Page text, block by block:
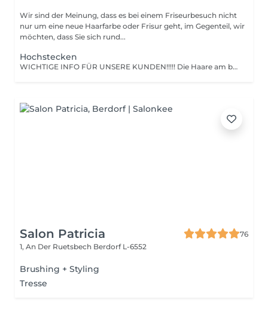
Wir sind der Meinung, dass es bei einem Friseurbesuch nicht
nur um eine neue Haarfarbe oder Frisur geht, im Gegenteil, wir
möchten, dass Sie sich rund...
Hochstecken
WICHTIGE INFO FÜR UNSERE KUNDEN!!!!! Die Haare am besten am Abend vorher waschen und komplett trocken föhnen. Keine Spülung verwenden. Gerne ein weites Oberteil anziehen, was man anschließend gut über den Kopf ziehen kann.
Salon Patricia
76
1, An Der Ruetsbech Berdorf L-6552
Brushing + Styling
Tresse